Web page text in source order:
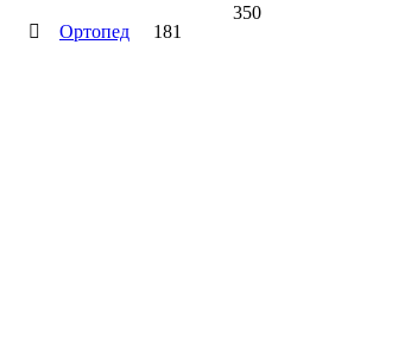
 Ортопед 181
350